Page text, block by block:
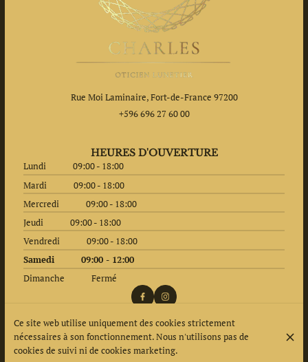
Rue Moi Laminaire, Fort-de-France 97200
+596 696 27 60 00
HEURES D'OUVERTURE
Lundi
09:00 - 18:00
Mardi
09:00 - 18:00
Mercredi
09:00 - 18:00
Jeudi
09:00 - 18:00
Vendredi
09:00 - 18:00
Samedi
09:00 - 12:00
Dimanche
Fermé
© CHARLES OPTICIEN-LUNETIER 2026
Mentions légales Protection des données
Ce site web utilise uniquement des cookies strictement
nécessaires à son fonctionnement. Nous n'utilisons pas de
cookies de suivi ni de cookies marketing.